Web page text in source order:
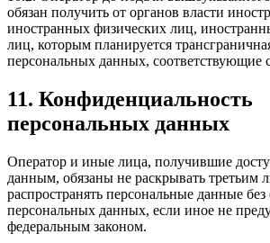
обязан получить от органов власти
иностранных физических лиц,
лиц, которым планируется
персональных данных, соответствующие
11. Конфиденциальность
персональных данных
Оператор и иные лица, получившие
данным, обязаны не раскрывать третьим
распространять персональные данные без
персональных данных, если иное не
федеральным законом.